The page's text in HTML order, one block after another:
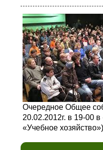
Очередное Общее
20.02.2012г. в 19-00
«Учебное